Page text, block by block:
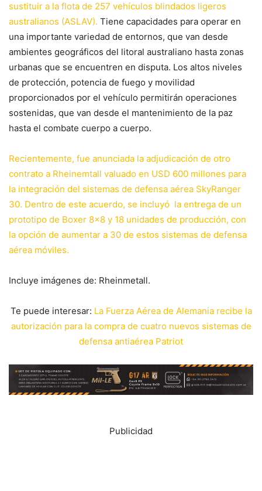
sustituir a la flota de 257 vehículos blindados ligeros
australianos (ASLAV). Tiene capacidades para operar en
una importante variedad de entornos, que van desde
ambientes geográficos del litoral australiano hasta zonas
urbanas que se encuentren en disputa. Los altos niveles
de protección, potencia de fuego y movilidad
proporcionados por el vehículo permitirán operaciones
sostenidas, que van desde el mantenimiento de la paz
hasta el combate cuerpo a cuerpo.
Recientemente, fue anunciada la adjudicación de otro
contrato a Rheinemtall valuado en USD 600 millones para
la integración del sistemas de defensa aérea SkyRanger
30. Dentro de este acuerdo, se incluyó la entrega de un
prototipo de Boxer 8×8 y 18 unidades de producción, con
la opción de aumentar a 30 de estos sistemas de defensa
aérea móviles.
Incluye imágenes de: Rheinmetall.
Te puede interesar: La Fuerza Aérea de Alemania recibe la
autorización para la compra de cuatro nuevos sistemas de
defensa antiaérea Patriot
Publicidad